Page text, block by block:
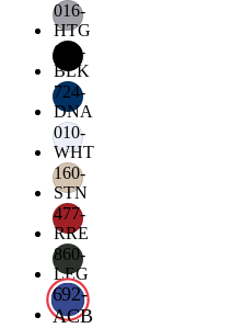
016-
HTG
019-
BLK
724-
DNA
010-
WHT
160-
STN
477-
RRE
860-
LEG
692-
ACB